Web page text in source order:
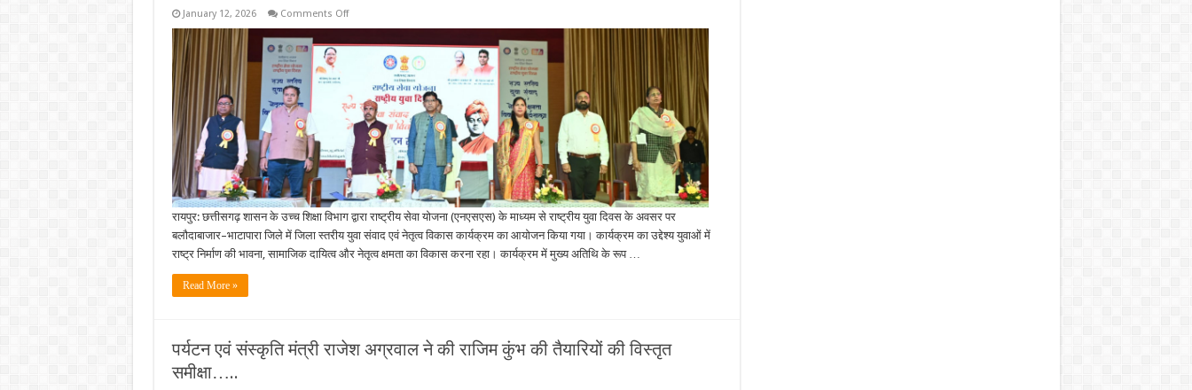
January 12, 2026 Comments Offon
की
उच्च
शिक्षा
मंत्री
टंक
राम
वर्मा
राष्ट्रीय
युवा
दिवस
पर
युवाओं
में
देशभक्ति
और
रायपुर: छत्तीसगढ़ शासन के उच्च शिक्षा विभाग द्वारा राष्ट्रीय सेवा योजना (एनएसएस) के माध्यम से राष्ट्रीय युवा दिवस के अवसर पर
बलौदाबाजार–भाटापारा जिले में जिला स्तरीय युवा संवाद एवं नेतृत्व विकास कार्यक्रम का आयोजन किया गया। कार्यक्रम का उद्देश्य युवाओं में
राष्ट्र निर्माण की भावना, सामाजिक दायित्व और नेतृत्व क्षमता का विकास करना रहा। कार्यक्रम में मुख्य अतिथि के रूप …
Read More »
पर्यटन एवं संस्कृति मंत्री राजेश अग्रवाल ने की राजिम कुंभ की तैयारियों की विस्तृत
समीक्षा…..